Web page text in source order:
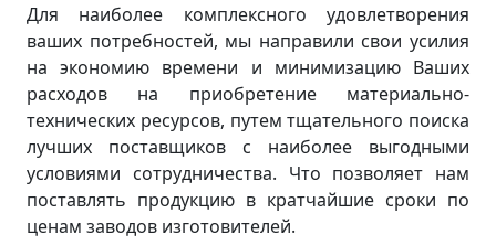
Для наиболее комплексного удовлетворения
ваших потребностей, мы направили свои усилия
на экономию времени и минимизацию Ваших
расходов на приобретение материально-
технических ресурсов, путем тщательного поиска
лучших поставщиков с наиболее выгодными
условиями сотрудничества. Что позволяет нам
поставлять продукцию в кратчайшие сроки по
ценам заводов изготовителей.